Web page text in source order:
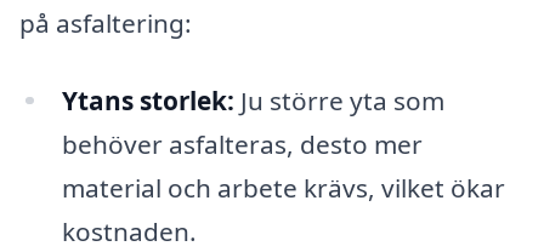
på asfaltering:
Ytans storlek: Ju större yta som
behöver asfalteras, desto mer
material och arbete krävs, vilket ökar
kostnaden.